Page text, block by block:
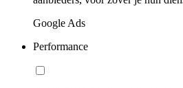
Google Ads
Performance